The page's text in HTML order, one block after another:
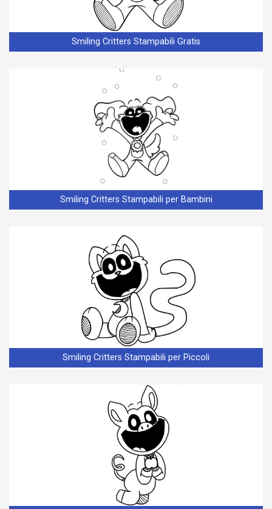
Smiling Critters Stampabili Gratis
Smiling Critters Stampabili per Bambini
Smiling Critters Stampabili per Piccoli